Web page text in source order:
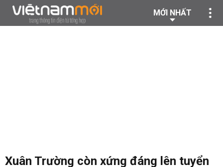
MỚI NHẤT
Xuân Trường còn xứng đáng lên tuyển